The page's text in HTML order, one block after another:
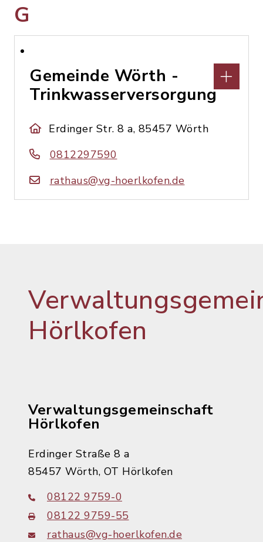
G
Gemeinde Wörth -
Trinkwasserversorgung
Erdinger Str. 8 a, 85457 Wörth
0812297590
rathaus@vg-hoerlkofen.de
Hörlkofen
Verwaltungsgemeinschaft
Hörlkofen
Erdinger Straße 8 a
85457 Wörth, OT Hörlkofen
08122 9759-0
08122 9759-55
rathaus@vg-hoerlkofen.de